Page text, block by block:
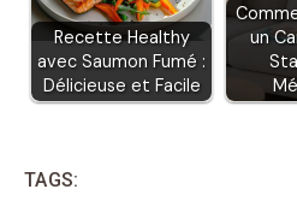
Recette Healthy
avec Saumon Fumé :
Délicieuse et Facile
un
TAGS: